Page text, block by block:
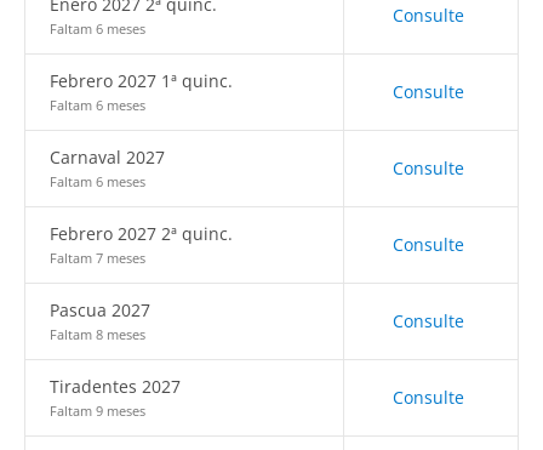
Faltam 6 meses
Consulte
Febrero 2027 1ª quinc.
Faltam 6 meses
Consulte
Carnaval 2027
Faltam 6 meses
Consulte
Febrero 2027 2ª quinc.
Faltam 7 meses
Consulte
Pascua 2027
Faltam 8 meses
Consulte
Tiradentes 2027
Faltam 9 meses
Consulte